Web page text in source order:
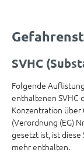
SVHC
Folgende
enthaltenen SVHC
Konzentration über
(Verordnung (EG)
gesetzt ist, ist
mehr enthalten.